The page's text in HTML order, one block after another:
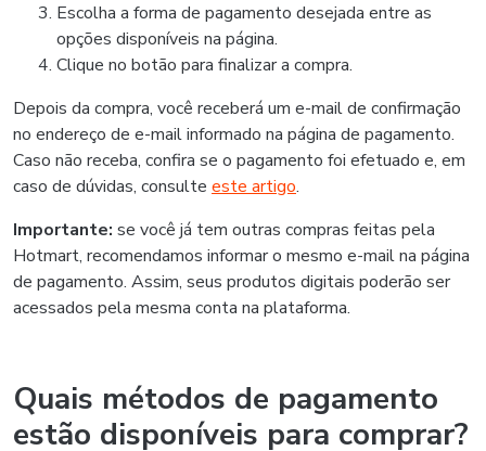
Escolha a forma de pagamento desejada entre as
opções disponíveis na página.
Clique no botão para finalizar a compra.
Depois da compra, você receberá um e-mail de confirmação
no endereço de e-mail informado na página de pagamento.
Caso não receba, confira se o pagamento foi efetuado e, em
caso de dúvidas, consulte este artigo.
Importante: se você já tem outras compras feitas pela
Hotmart, recomendamos informar o mesmo e-mail na página
de pagamento. Assim, seus produtos digitais poderão ser
acessados pela mesma conta na plataforma.
Quais métodos de pagamento
estão disponíveis para comprar?